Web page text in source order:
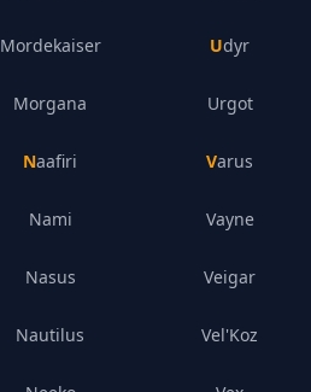
Mordekaiser
Morgana
Naafiri
Nami
Nasus
Nautilus
Udyr
Urgot
Varus
Vayne
Veigar
Vel'Koz